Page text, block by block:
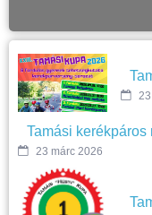
Tamási
23 márc 2026